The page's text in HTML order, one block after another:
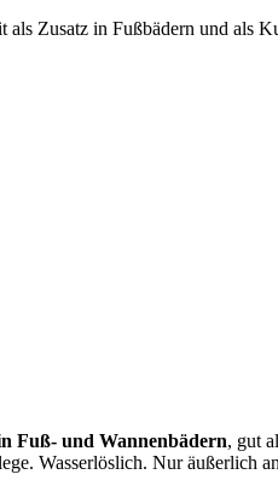
Zusatz in Fußbädern und als
Fuß- und Wannenbädern, gut
Wasserlöslich. Nur äußerlich